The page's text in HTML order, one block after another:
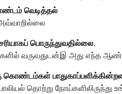
வெடித்தல்
பொருந்துவதில்லை.
வருவதுடன்இ அது எந்த
கொண்டம்கள்
தொற்று நோய்களிலிருந்து